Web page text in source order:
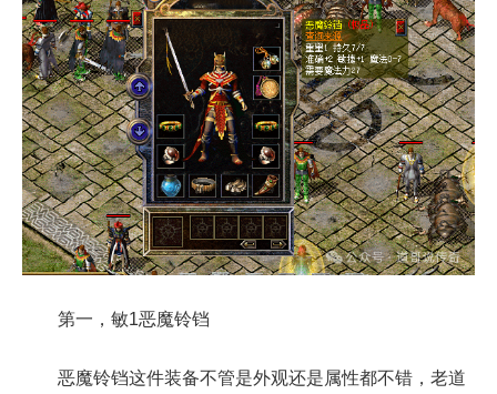
第一，敏1恶魔铃铛
恶魔铃铛这件装备不管是外观还是属性都不错，老道